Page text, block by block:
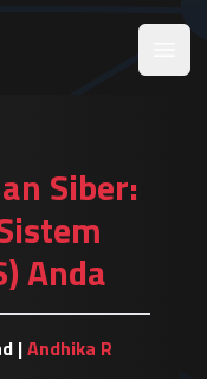
Siber:
Anda
|Andhika R